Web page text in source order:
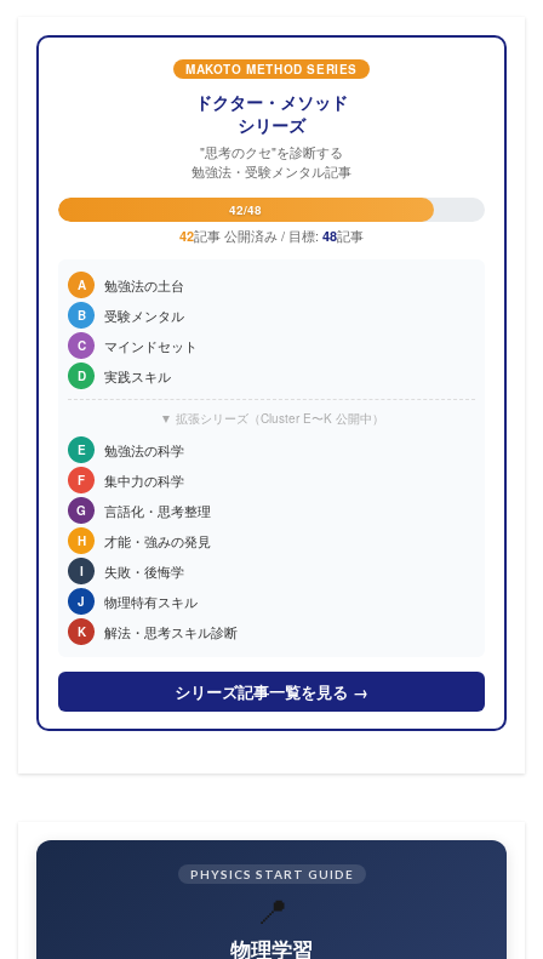
MAKOTO METHOD SERIES
ドクター・メソッド
シリーズ
"思考のクセ"を診断する
勉強法・受験メンタル記事
42/48
42記事 公開済み / 目標: 48記事
A 勉強法の土台
B 受験メンタル
C マインドセット
D 実践スキル
▼ 拡張シリーズ（Cluster E〜K 公開中）
E
勉強法の科学
F 集中力の科学
G 言語化・思考整理
H 才能・強みの発見
I 失敗・後悔学
J 物理特有スキル
K 解法・思考スキル診断
シリーズ記事一覧を見る →
PHYSICS START GUIDE
📍
物理学習